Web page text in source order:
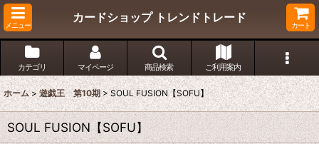
メニュー
カードショップ トレンドトレード
カート
カテゴリ マイページ 商品検索 ご利用案内
ホーム > 遊戯王 第10期 > SOUL FUSION【SOFU】
SOUL FUSION【SOFU】